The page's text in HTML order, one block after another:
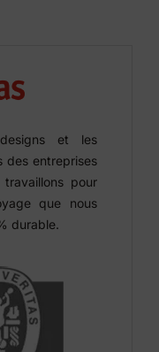
et les
des entreprises
pour
que nous
durable.